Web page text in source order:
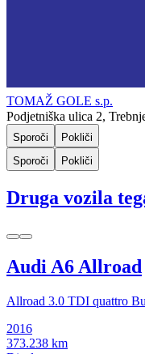
TOMAŽ GOLE s.p.
Podjetniška ulica 2,
Sporoči
Pokliči
Sporoči
Pokliči
Druga vozila
Audi A6 Allroad
Allroad 3.0 TDI quattro
2016
373.238 km